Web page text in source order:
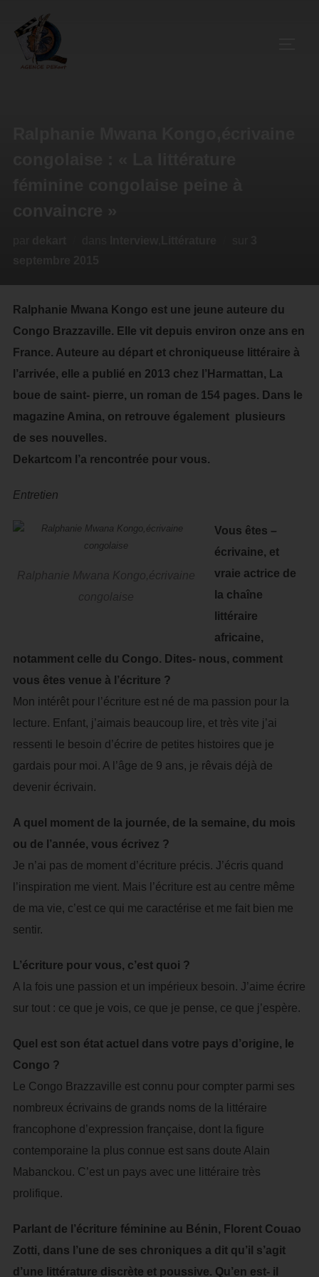
Ralphanie Mwana Kongo est une jeune auteure du
Congo Brazzaville. Elle vit depuis environ onze ans en
France. Auteure au départ et chroniqueuse littéraire à
l’arrivée, elle a publié en 2013 chez l’Harmattan, La
boue de saint- pierre, un roman de 154 pages. Dans le
magazine Amina, on retrouve également plusieurs
de ses nouvelles.
Dekartcom l’a rencontrée pour vous.
Entretien
Ralphanie Mwana Kongo,écrivaine
congolaise
Vous êtes –
écrivaine, et
vraie actrice de
la chaîne
littéraire
africaine,
notamment celle du Congo. Dites- nous, comment
vous êtes venue à l’écriture ?
Mon intérêt pour l’écriture est né de ma passion pour la
lecture. Enfant, j’aimais beaucoup lire, et très vite j’ai
ressenti le besoin d’écrire de petites histoires que je
gardais pour moi. A l’âge de 9 ans, je rêvais déjà de
devenir écrivain.
A quel moment de la journée, de la semaine, du mois
ou de l’année, vous écrivez ?
Je n’ai pas de moment d’écriture précis. J’écris quand
l’inspiration me vient. Mais l’écriture est au centre même
de ma vie, c’est ce qui me caractérise et me fait bien me
sentir.
L’écriture pour vous, c’est quoi ?
A la fois une passion et un impérieux besoin. J’aime écrire
sur tout : ce que je vois, ce que je pense, ce que j’espère.
Quel est son état actuel dans votre pays d’origine, le
Congo ?
Le Congo Brazzaville est connu pour compter parmi ses
nombreux écrivains de grands noms de la littéraire
francophone d’expression française, dont la figure
contemporaine la plus connue est sans doute Alain
Mabanckou. C’est un pays avec une littéraire très
prolifique.
Parlant de l’écriture féminine au Bénin, Florent Couao
Zotti, dans l’une de ses chroniques a dit qu’il s’agit
d’une littérature discrète et poussive. Qu’en est- il